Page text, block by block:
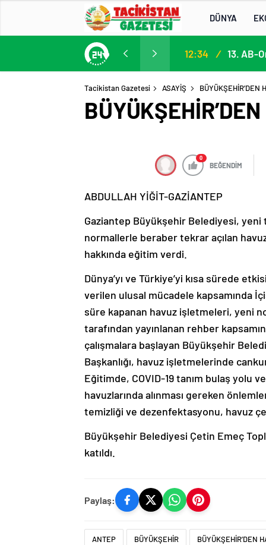
DÜNYA
Participation in the 13th EU–Central Asia High-Level Political and Security Dialogue 12:34 /
Tacikistan Gazetesi ASAYİŞ BÜYÜKŞEHİR’DEN
0
BEĞENDİM
ABDULLAH YİĞİT-GAZİANTEP
Gaziantep Büyükşehir Belediyesi, yeni
normallerle beraber tekrar açılan
hakkında eğitim verdi.
Dünya’yı ve Türkiye’yi kısa sürede
verilen ulusal mücadele kapsamında
süre kapanan havuz işletmeleri, yeni
tarafından yayınlanan rehber
çalışmalara başlayan Büyükşehir
Başkanlığı, havuz işletmelerinde
Eğitimde, COVID-19 tanım bulaş yolu
havuzlarında alınması gereken
temizliği ve dezenfektasyonu, havuz
Büyükşehir Belediyesi Çetin Emeç
katıldı.
Paylaş:
ANTEP BÜYÜKŞEHİR BÜYÜKŞEHİR’DEN